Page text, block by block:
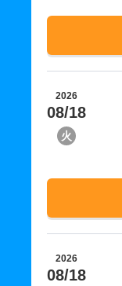
2026
08/18
火
2026
08/18